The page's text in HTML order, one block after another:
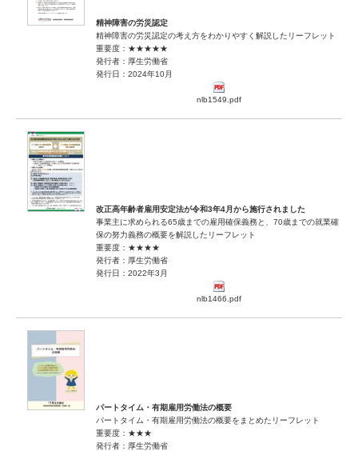
精神障害の労災認定
精神障害の労災認定の考え方をわかりやすく解説したリーフレット
重要度：★★★★★
発行者：厚生労働省
発行日：2024年10月
nlb1549.pdf
改正高年齢者雇用安定法が令和3年4月から施行されました
事業主に求められる65歳までの雇用確保義務と、70歳までの就業確
保の努力義務の概要を解説したリーフレット
重要度：★★★★
発行者：厚生労働省
発行日：2022年3月
nlb1466.pdf
パートタイム・有期雇用労働法の概要
パートタイム・有期雇用労働法の概要をまとめたリーフレット
重要度：★★★
発行者：厚生労働省